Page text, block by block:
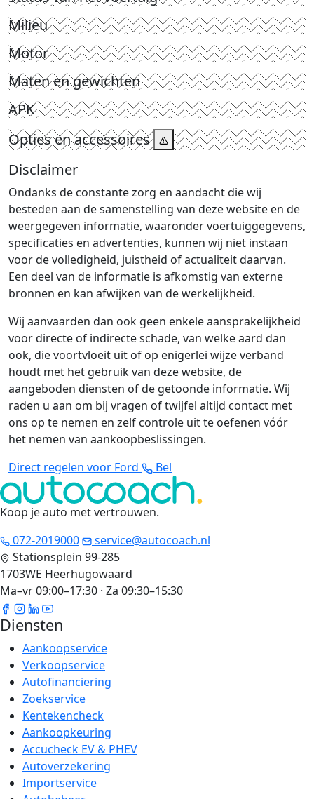
Milieu
Motor
Maten en gewichten
APK
Opties en accessoires
Disclaimer
Ondanks de constante zorg en aandacht die wij
besteden aan de samenstelling van deze website en de
weergegeven informatie, waaronder voertuiggegevens,
specificaties en advertenties, kunnen wij niet instaan
voor de volledigheid, juistheid of actualiteit daarvan.
Een deel van de informatie is afkomstig van externe
bronnen en kan afwijken van de werkelijkheid.
Wij aanvaarden dan ook geen enkele aansprakelijkheid
voor directe of indirecte schade, van welke aard dan
ook, die voortvloeit uit of op enigerlei wijze verband
houdt met het gebruik van deze website, de
aangeboden diensten of de getoonde informatie. Wij
raden u aan om bij vragen of twijfel altijd contact met
ons op te nemen en zelf controle uit te oefenen vóór
het nemen van aankoopbeslissingen.
Direct regelen voor Ford
Bel
Koop je auto met vertrouwen.
072-2019000
service@autocoach.nl
Stationsplein 99-285
1703WE Heerhugowaard
Ma–vr 09:00–17:30 · Za 09:30–15:30
Diensten
Aankoopservice
Verkoopservice
Autofinanciering
Zoekservice
Kentekencheck
Aankoopkeuring
Accucheck EV & PHEV
Autoverzekering
Importservice